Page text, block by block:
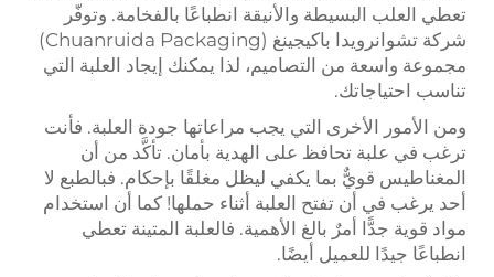
تعطي العلب البسيطة والأنيقة انطباعًا بالفخامة. وتوفّر
شركة تشوانرويدا باكيجينغ (Chuanruida Packaging)
مجموعة واسعة من التصاميم، لذا يمكنك إيجاد العلبة التي
تناسب احتياجاتك.
ومن الأمور الأخرى التي يجب مراعاتها جودة العلبة. فأنت
ترغب في علبة تحافظ على الهدية بأمان. تأكَّد من أن
المغناطيس قويٌّ بما يكفي ليظل مغلقًا بإحكام. فبالطبع لا
أحد يرغب في أن تفتح العلبة أثناء حملها! كما أن استخدام
مواد قوية جدًّا أمرٌ بالغ الأهمية. فالعلبة المتينة تعطي
انطباعًا جيدًا للعميل أيضًا.